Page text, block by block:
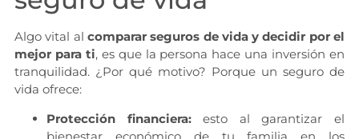
Algo vital al comparar seguros de vida y decidir por el
mejor para ti, es que la persona hace una inversión en
tranquilidad. ¿Por qué motivo? Porque un seguro de
vida ofrece:
Protección financiera:esto al garantizar el
bienestar económico de tu familia en los